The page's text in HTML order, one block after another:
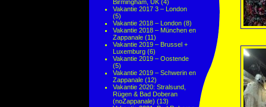
Birmingham, UK (4)
Vakantie 2017 3 – London
(5)
Vakantie 2018 – London (8)
Vakantie 2018 – München en
Zappanale (11)
Vakantie 2019 – Brussel +
Luxemburg (6)
Vakantie 2019 – Oostende
(5)
Vakantie 2019 – Schwerin en
Zappanale (12)
Vakantie 2020: Stralsund,
Rügen & Bad Doberan
(noZappanale) (13)